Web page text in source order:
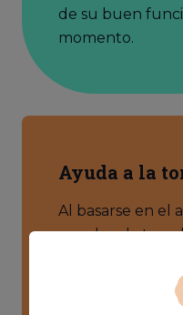
de su buen
momento.
Ayuda a la
Al basarse en el
pruebas, la tasa
tomar
puedes
Permitiéndote